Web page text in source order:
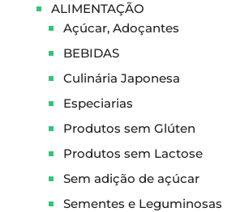
ALIMENTAÇÃO
Açúcar, Adoçantes
BEBIDAS
Culinária Japonesa
Especiarias
Produtos sem Glúten
Produtos sem Lactose
Sem adição de açúcar
Sementes e Leguminosas